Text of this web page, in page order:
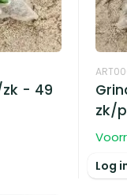
- 49
zk/
Log